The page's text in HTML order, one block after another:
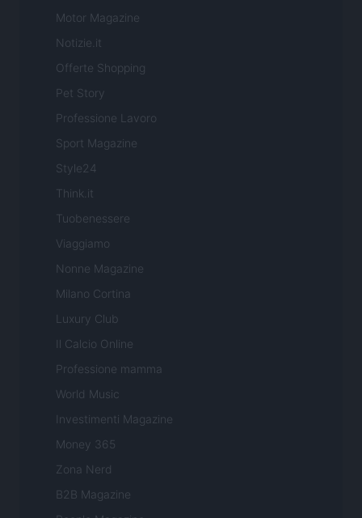
Motor Magazine
Notizie.it
Offerte Shopping
Pet Story
Professione Lavoro
Sport Magazine
Style24
Think.it
Tuobenessere
Viaggiamo
Nonne Magazine
Milano Cortina
Luxury Club
Il Calcio Online
Professione mamma
World Music
Investimenti Magazine
Money 365
Zona Nerd
B2B Magazine